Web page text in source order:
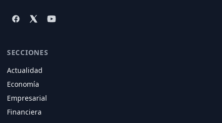
SECCIONES
Actualidad
Economía
Empresarial
Financiera